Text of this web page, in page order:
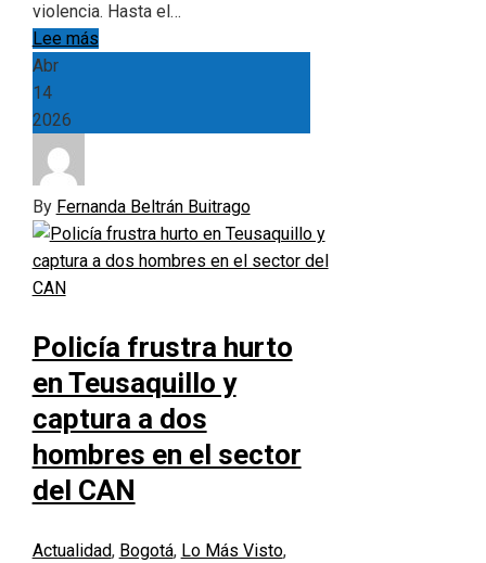
violencia. Hasta el…
Lee más
Abr
14
2026
By Fernanda Beltrán Buitrago
Policía frustra hurto
en Teusaquillo y
captura a dos
hombres en el sector
del CAN
Actualidad, Bogotá, Lo Más Visto,